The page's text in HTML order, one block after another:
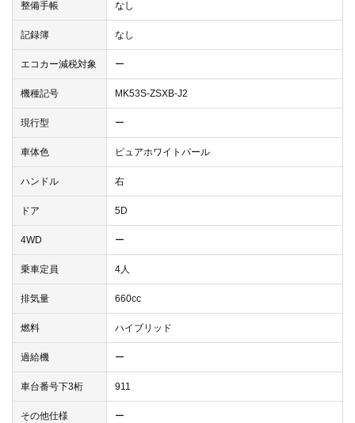
整備手帳 なし
記録簿 なし
エコカー減税対象 ー
機種記号 MK53S-ZSXB-J2
現行型 ー
車体色 ピュアホワイトパール
ハンドル 右
ドア 5D
4WD ー
乗車定員 4人
排気量 660cc
燃料 ハイブリッド
過給機 ー
車台番号下3桁 911
その他仕様 ー